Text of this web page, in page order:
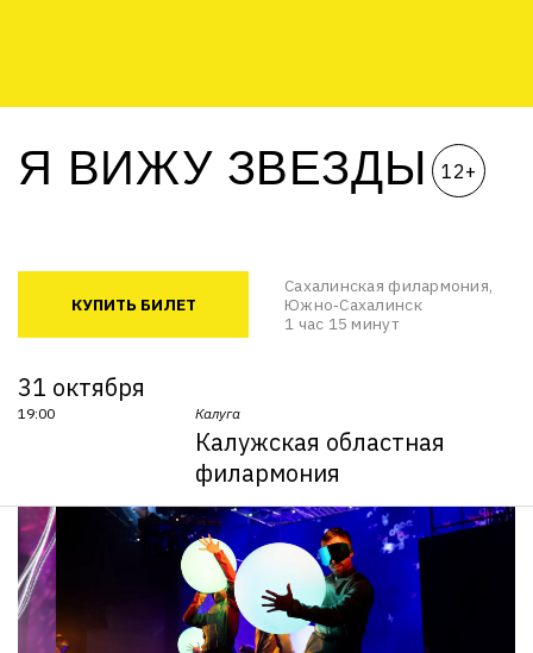
Я ВИЖУ ЗВЕЗДЫ 12+
КУПИТЬ БИЛЕТ
Сахалинская филармония,
Южно‐Сахалинск
1 час 15 минут
31 октября
19:00 Калуга
Калужская областная
филармония